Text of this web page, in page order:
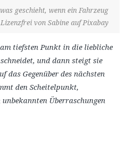
geschieht, wenn ein Fahrzeug
von Sabine auf Pixabay
tiefsten Punkt in die liebliche
und dann steigt sie
das Gegenüber des nächsten
den Scheitelpunkt,
Überraschungen